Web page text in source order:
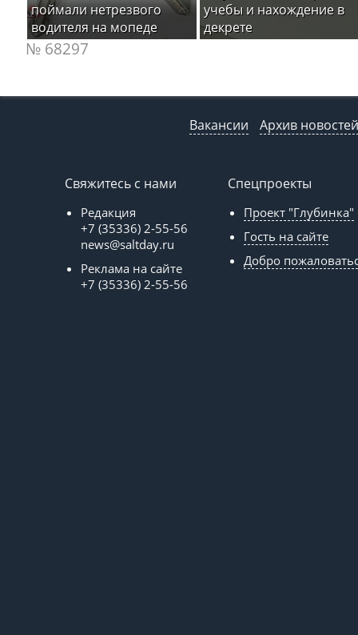
поймали нетрезвого
водителя на мопеде
учебы и нахождение в
декрете
№ 68297
Вакансии Архив новостей
Свяжитесь с нами
Редакция
+7 (35336) 2-55-56
news@saltday.ru
Реклама на сайте
+7 (35336) 2-55-56
Спецпроекты
Проект "Глубинка"
Гость на сайте
Добро